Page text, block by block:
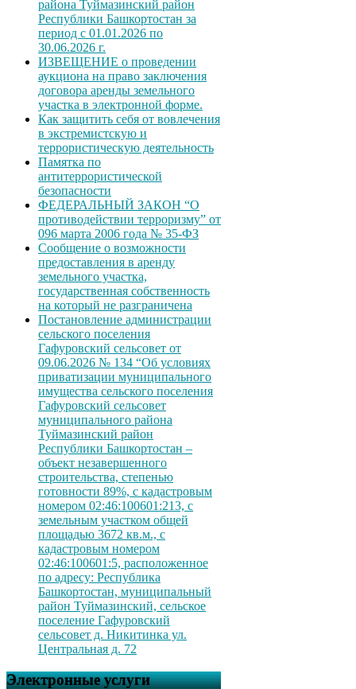
района Туймазинский район
Республики Башкортостан за
период с 01.01.2026 по
30.06.2026 г.
ИЗВЕЩЕНИЕ о проведении
аукциона на право заключения
договора аренды земельного
участка в электронной форме.
Как защитить себя от вовлечения
в экстремистскую и
террористическую деятельность
Памятка по
антитеррористической
безопасности
ФЕДЕРАЛЬНЫЙ ЗАКОН “О
противодействии терроризму” от
096 марта 2006 года № 35-ФЗ
Сообщение о возможности
предоставления в аренду
земельного участка,
государственная собственность
на который не разграничена
Постановление администрации
сельского поселения
Гафуровский сельсовет от
09.06.2026 № 134 “Об условиях
приватизации муниципального
имущества сельского поселения
Гафуровский сельсовет
муниципального района
Туймазинский район
Республики Башкортостан –
объект незавершенного
строительства, степенью
готовности 89%, с кадастровым
номером 02:46:100601:213, с
земельным участком общей
площадью 3672 кв.м., с
кадастровым номером
02:46:100601:5, расположенное
по адресу: Республика
Башкортостан, муниципальный
район Туймазинский, сельское
поселение Гафуровский
сельсовет д. Никитинка ул.
Центральная д. 72
Электронные услуги